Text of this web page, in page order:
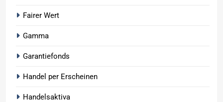
Fairer Wert
Gamma
Garantiefonds
Handel per Erscheinen
Handelsaktiva